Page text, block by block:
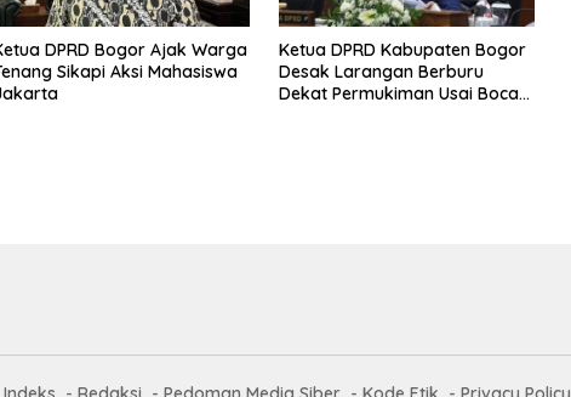
DPRD Bogor Ajak Warga
Sikapi Aksi Mahasiswa
Ketua DPRD Kabupaten Bogor
Desak Larangan Berburu
Dekat Permukiman Usai Bocah